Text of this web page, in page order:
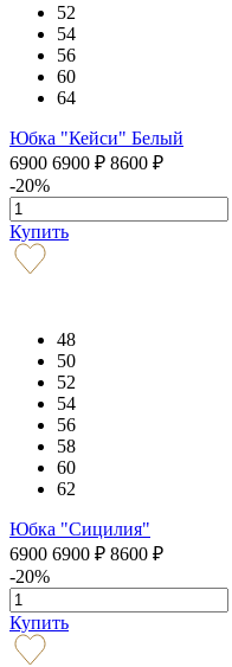
52
54
56
60
64
Юбка "Кейси" Белый
6900 6900 ₽ 8600 ₽
-20%
Купить
48
50
52
54
56
58
60
62
Юбка "Сицилия"
6900 6900 ₽ 8600 ₽
-20%
Купить